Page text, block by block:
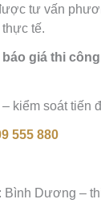
tư vấn
tế.
báo giá thi
kiểm soát tiến
555 880
: Bình Dương –